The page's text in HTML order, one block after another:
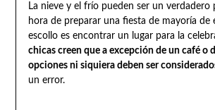
La nieve y el frío pueden ser un verdadero
hora de preparar una fiesta de mayoría de
escollo es encontrar un lugar para la
chicas creen que a excepción de un café o
opciones ni siquiera deben ser
un error.